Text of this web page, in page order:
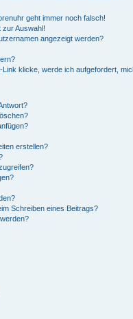
geht immer noch falsch!
zur Auswahl!
angezeigt werden?
klicke, werde ich aufgefordert,
erstellen?
Schreiben eines Beitrags?